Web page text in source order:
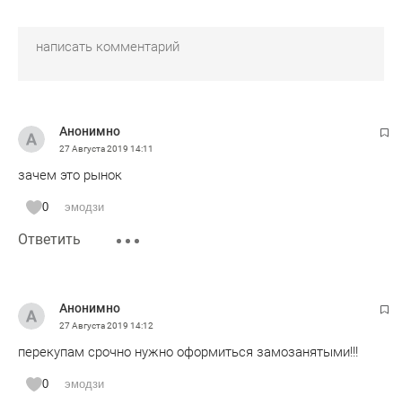
Анонимно
27 Августа 2019 14:11
зачем это рынок
0 эмодзи
Ответить
Анонимно
27 Августа 2019 14:12
перекупам срочно нужно оформиться замозанятыми!!!
0 эмодзи